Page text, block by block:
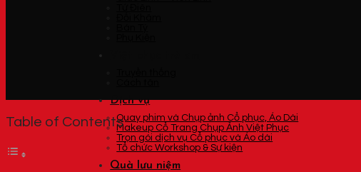
Dịch vụ
Quay phim và Chụp ảnh Cổ phục, Áo Dài
Makeup Cổ Trang Chụp Ảnh Việt Phục
Trọn gói dịch vụ Cổ phục và Áo dài
Tổ chức Workshop & Sự kiện
Quà lưu niệm
Table of Contents